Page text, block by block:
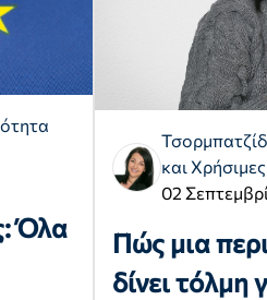
Όλα
και
02
Πώς μια
δίνει τόλμη